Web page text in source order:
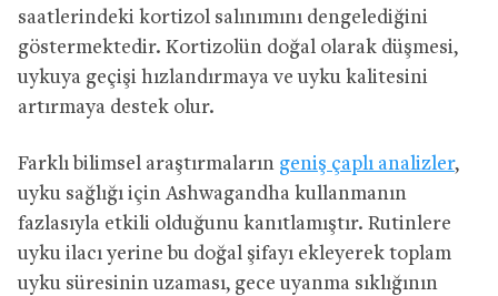
saatlerindeki kortizol salınımını dengelediğini
göstermektedir. Kortizolün doğal olarak düşmesi,
uykuya geçişi hızlandırmaya ve uyku kalitesini
artırmaya destek olur.
Farklı bilimsel araştırmaların geniş çaplı analizler,
uyku sağlığı için Ashwagandha kullanmanın
fazlasıyla etkili olduğunu kanıtlamıştır. Rutinlere
uyku ilacı yerine bu doğal şifayı ekleyerek toplam
uyku süresinin uzaması, gece uyanma sıklığının